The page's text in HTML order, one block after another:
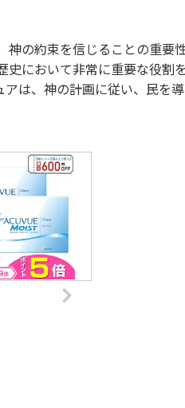
の約束を信じることの重要性
において非常に重要な役割
は、神の計画に従い、民を